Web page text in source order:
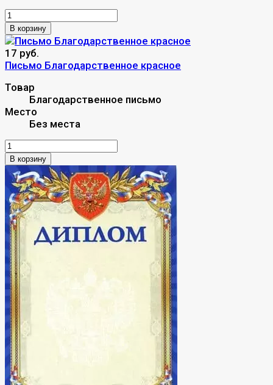
В корзину
17 руб.
Письмо Благодарственное красное
Товар
Благодарственное письмо
Место
Без места
В корзину